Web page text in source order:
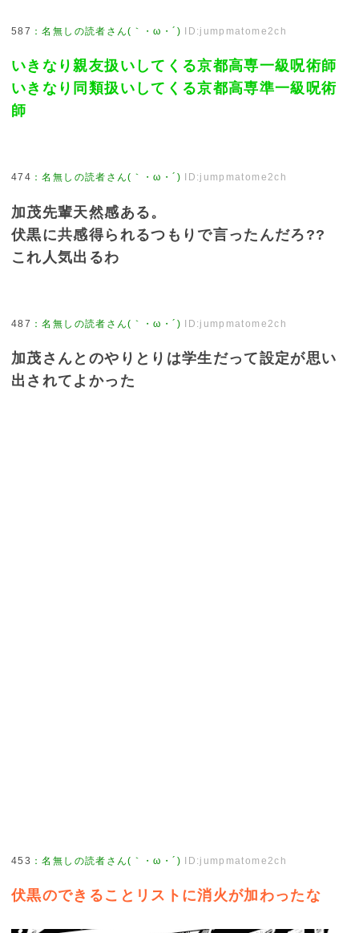
587 ：名無しの読者さん(｀・ω・´) ID:jumpmatome2ch
いきなり親友扱いしてくる京都高専一級呪術師
いきなり同類扱いしてくる京都高専準一級呪術
師
474 ：名無しの読者さん(｀・ω・´) ID:jumpmatome2ch
加茂先輩天然感ある。
伏黒に共感得られるつもりで言ったんだろ??
これ人気出るわ
487 ：名無しの読者さん(｀・ω・´) ID:jumpmatome2ch
加茂さんとのやりとりは学生だって設定が思い
出されてよかった
453 ：名無しの読者さん(｀・ω・´) ID:jumpmatome2ch
伏黒のできることリストに消火が加わったな